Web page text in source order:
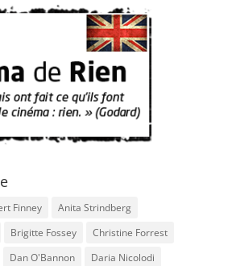
Finney
Anita Strindberg
Brigitte Fossey
Christine Forrest
Dan O'Bannon
Daria Nicolodi